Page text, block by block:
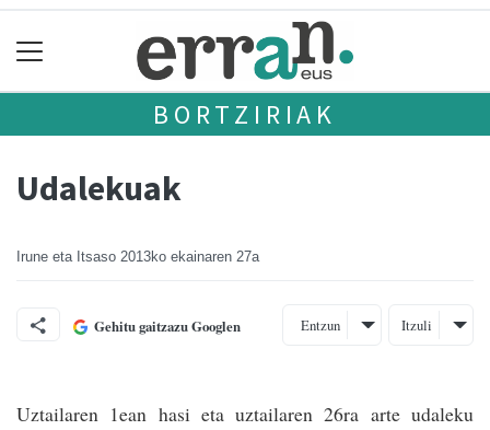
BORTZIRIAK
Udalekuak
Irune eta Itsaso 2013ko ekainaren 27a
Gehitu gaitzazu Googlen Entzun Itzuli
Uztailaren 1ean hasi eta uztailaren 26ra arte udaleku